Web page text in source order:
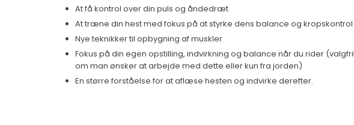
At få kontrol over din puls og åndedræt
At træne din hest med fokus på at styrke dens balance og kropskontrol
Nye teknikker til opbygning af muskler
Fokus på din egen opstilling, indvirkning og balance når du rider
om man ønsker at arbejde med dette eller kun fra jorden)
En større forståelse for at aflæse hesten og indvirke derefter.